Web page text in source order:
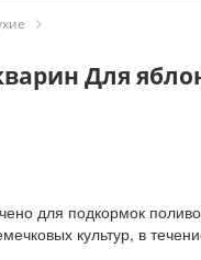
Для
для подкормок
культур, в